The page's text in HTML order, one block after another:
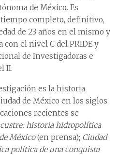
de México. Es
completo, definitivo,
de 23 años en el mismo y
con el nivel C del PRIDE y
de Investigadoras e
II.
es la historia
de México en los siglos
recientes se
historia hidropolítica
México(en prensa); Ciudad
política de una conquista